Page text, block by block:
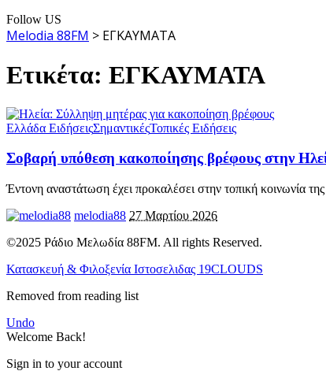
Follow US
Melodia 88FM > ΕΓΚΑΥΜΑΤΑ
Ετικέτα: ΕΓΚΑΥΜΑΤΑ
Ελλάδα ΕιδήσειςΣημαντικέςΤοπικές Ειδήσεις
Σοβαρή υπόθεση κακοποίησης βρέφους στην
Έντονη αναστάτωση έχει προκαλέσει στην τοπική κοινωνία
melodia88 27 Μαρτίου 2026
©2025 Ράδιο Μελωδία 88FM. All rights Reserved.
Κατασκευή & Φιλοξενία Ιστοσελιδας 19CLOUDS
Removed from reading list
Undo
Welcome Back!
Sign in to your account